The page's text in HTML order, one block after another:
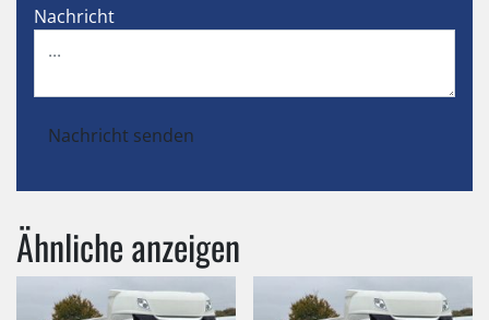
Nachricht
Nachricht senden
Ähnliche anzeigen